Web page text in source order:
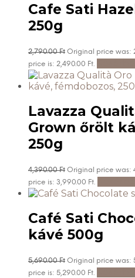
Cafe Sati
250g
2,790.00Ft Original price was:
price is: 2,490.00 Ft.
Lavazza
Grown őrölt
250g
4,390.00Ft Original price was:
price is: 3,990.00 Ft.
Café Sati
kávé 500g
5,690.00Ft Original price was:
price is: 5,290.00 Ft.